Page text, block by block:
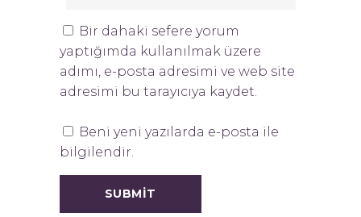
Bir dahaki sefere yorum
yaptığımda kullanılmak üzere
adımı, e-posta adresimi ve web site
adresimi bu tarayıcıya kaydet.
Beni yeni yazılarda e-posta ile
bilgilendir.